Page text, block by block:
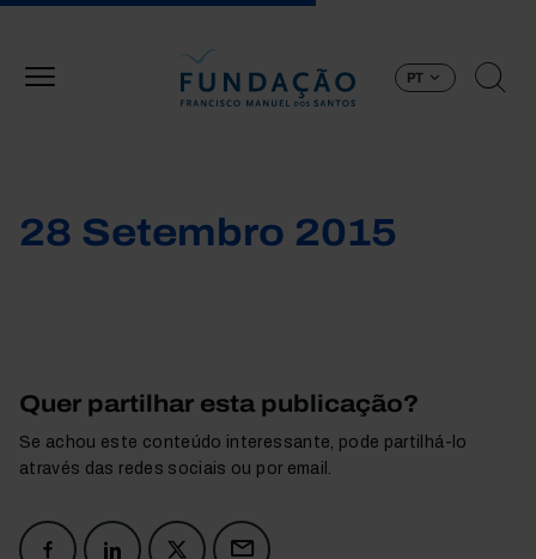
PT
28 Setembro 2015
Quer partilhar esta publicação?
Se achou este conteúdo interessante, pode partilhá-lo
através das redes sociais ou por email.